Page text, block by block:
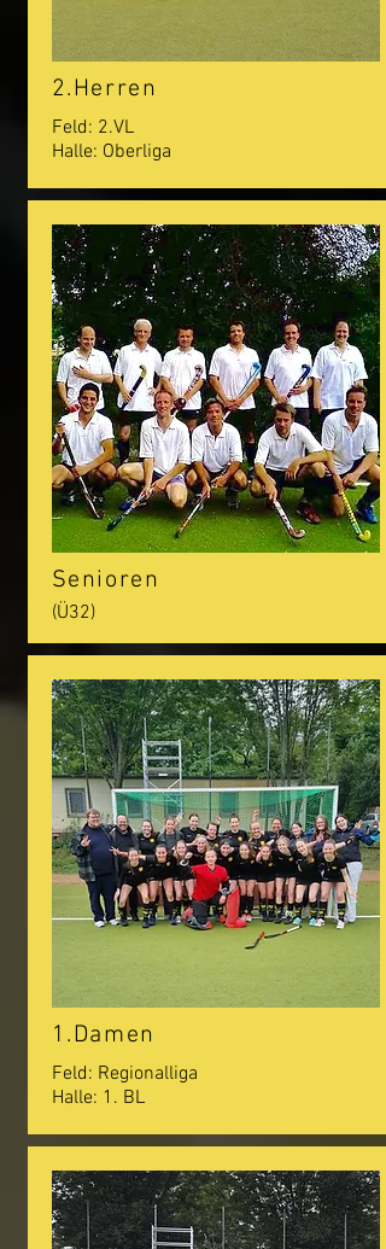
2.Herren
Feld: 2.VL
Halle: Oberliga
Senioren
(Ü32)
1.Damen
Feld: Regionalliga
Halle: 1. BL